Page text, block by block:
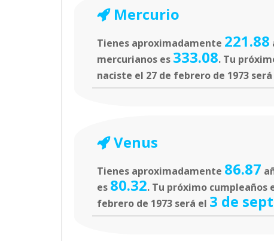
Mercurio
Tienes aproximadamente 221.88
mercurianos es 333.08. Tu
naciste el 27 de febrero de 1973
Venus
Tienes aproximadamente 86.87
es 80.32. Tu próximo cumpleaños
febrero de 1973 será el 3 de